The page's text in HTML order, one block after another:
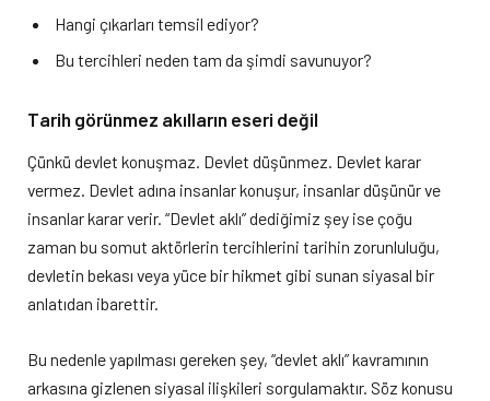
Hangi çıkarları temsil ediyor?
Bu tercihleri neden tam da şimdi savunuyor?
Tarih görünmez akılların eseri değil
Çünkü devlet konuşmaz. Devlet düşünmez. Devlet karar
vermez. Devlet adına insanlar konuşur, insanlar düşünür ve
insanlar karar verir. “Devlet aklı” dediğimiz şey ise çoğu
zaman bu somut aktörlerin tercihlerini tarihin zorunluluğu,
devletin bekası veya yüce bir hikmet gibi sunan siyasal bir
anlatıdan ibarettir.
Bu nedenle yapılması gereken şey, “devlet aklı” kavramının
arkasına gizlenen siyasal ilişkileri sorgulamaktır. Söz konusu